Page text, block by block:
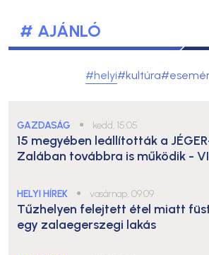
# AJÁNLÓ
#helyi#kultúra
GAZDASÁG ● kedd, 15:05
15 megyében leállították a
Zalában továbbra is működik -
HELYI HÍREK ● vasárnap, 09:09
Tűzhelyen felejtett étel miatt
egy zalaegerszegi lakás